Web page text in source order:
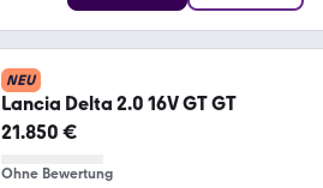
NEU
Lancia Delta 2.0 16V GT GT
21.850 €
Ohne Bewertung